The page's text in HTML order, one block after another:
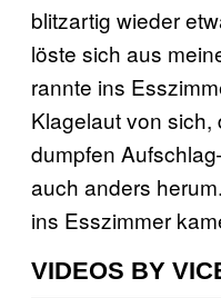
blitzartig wieder
löste sich aus
rannte ins
Klagelaut von
dumpfen
auch anders
ins Esszimmer
VIDEOS BY